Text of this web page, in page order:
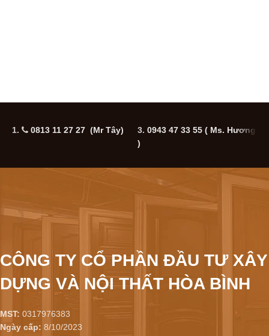
1. 0813 11 27 27 (Mr Tây) 3. 0943 47 33 55 ( Ms. Hương
)
CÔNG TY CỔ PHẦN ĐẦU TƯ XÂY
DỰNG VÀ NỘI THẤT HÒA BÌNH
MST: 0317976383
Ngày cấp: 8/10/2023